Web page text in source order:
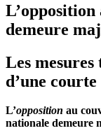
demeure
Les
d’une
L’opposition au
nationale demeure